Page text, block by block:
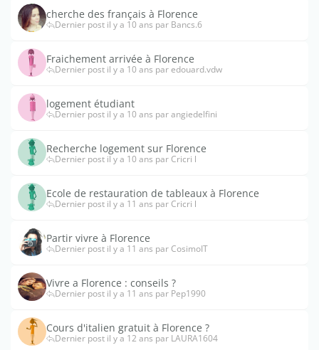
cherche des français à Florence
Dernier post il y a 10 ans par Bancs.6
Fraichement arrivée à Florence
Dernier post il y a 10 ans par edouard.vdw
logement étudiant
Dernier post il y a 10 ans par angiedelfini
Recherche logement sur Florence
Dernier post il y a 10 ans par Cricri l
Ecole de restauration de tableaux à Florence
Dernier post il y a 11 ans par Cricri l
Partir vivre à Florence
Dernier post il y a 11 ans par CosimoIT
Vivre a Florence : conseils ?
Dernier post il y a 11 ans par Pep1990
Cours d'italien gratuit à Florence ?
Dernier post il y a 12 ans par LAURA1604